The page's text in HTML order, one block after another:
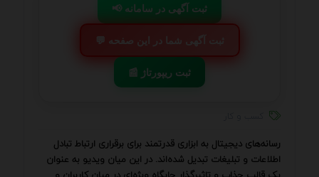
📢 ثبت آگهی در سامانه
💬 ثبت آگهی شما در این صفحه
📰 ثبت ریپورتاژ
رسانه‌های دیجیتال به ابزاری قدرتمند برای برقراری ارتباط تبادل
اطلاعات و تبلیغات تبدیل شده‌اند. در این میان ویدیو به عنوان